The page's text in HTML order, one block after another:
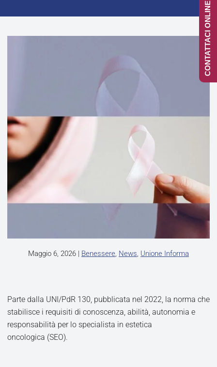
Maggio 6, 2026 | Benessere, News, Unione Informa
Parte dalla UNI/PdR 130, pubblicata nel 2022, la norma che
stabilisce i requisiti di conoscenza, abilità, autonomia e
responsabilità per lo specialista in estetica
oncologica (SEO).
CONTATTACI ONLINE